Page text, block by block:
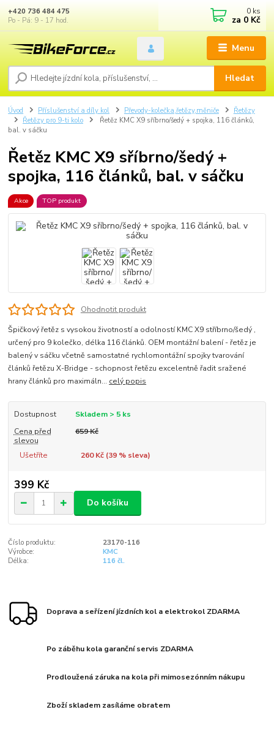
Menu
Hledat
+420 736 484 475
Po - Pá: 9 - 17 hod.
0 ks
za 0 Kč
Úvod Příslušenství a díly kol Převody-kolečka,řetězy,měniče
Řetězy
Řetězy pro 9-ti kolo
Řetěz KMC X9 sříbrno/šedý + spojka, 116 článků,
bal. v sáčku
Řetěz KMC X9 sříbrno/šedý +
spojka, 116 článků, bal. v sáčku
Akce TOP produkt
Ohodnotit produkt
Špičkový řetěz s vysokou životností a odolností KMC X9 stříbrno/šedý ,
určený pro 9 kolečko, délka 116 článků. OEM montážní balení - řetěz je
balený v sáčku včetně samostatné rychlomontážní spojky tvarování
článků řetězu X-Bridge - schopnost řetězu excelentně řadit sražené
hrany článků pro maximáln... celý popis
Dostupnost
Skladem > 5 ks
Cena před
slevou
659 Kč
Ušetříte 260 Kč (39% sleva)
399 Kč
Do košíku
Číslo produktu:
23170-116
Výrobce:
KMC
Délka:
116 čl.
Doprava a seřízení jízdních kol a elektrokol ZDARMA
Po záběhu kola garanční servis ZDARMA
Prodloužená záruka na kola při mimosezónním nákupu
Zboží skladem zasíláme obratem